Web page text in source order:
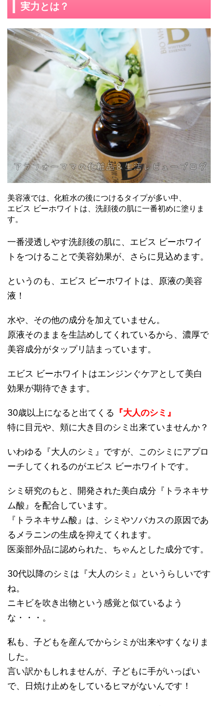
実力とは？
美容液では、化粧水の後につけるタイプが多い中、
エビス ビーホワイトは、洗顔後の肌に一番初めに塗りま
す。
一番浸透しやす洗顔後の肌に、エビス ビーホワイ
トをつけることで美容効果が、さらに見込めます。
というのも、エビス ビーホワイトは、原液の美容
液！
水や、その他の成分を加えていません。
原液そのままを生詰めしてくれているから、濃厚で
美容成分がタップリ詰まっています。
エビス ビーホワイトはエンジンぐケアとして美白
効果が期待できます。
30歳以上になると出てくる 『大人のシミ』
特に目元や、頬に大き目のシミ出来ていませんか？
いわゆる『大人のシミ』ですが、このシミにアプロ
ーチしてくれるのがエビス ビーホワイトです。
シミ研究のもと、開発された美白成分『トラネキサ
ム酸』を配合しています。
『トラネキサム酸』は、シミやソバカスの原因であ
るメラニンの生成を抑えてくれます。
医薬部外品に認められた、ちゃんとした成分です。
30代以降のシミは『大人のシミ』というらしいです
ね。
ニキビを吹き出物という感覚と似ているよう
な・・・。
私も、子どもを産んでからシミが出来やすくなりま
した。
言い訳かもしれませんが、子どもに手がいっぱい
で、日焼け止めをしているヒマがないんです！